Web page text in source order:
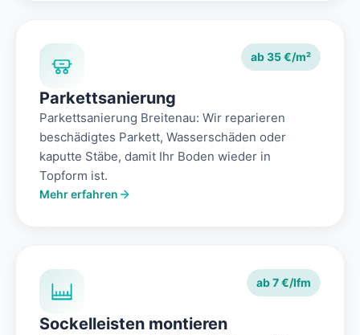
ab 35 €/m²
Parkettsanierung
Parkettsanierung Breitenau: Wir reparieren
beschädigtes Parkett, Wasserschäden oder
kaputte Stäbe, damit Ihr Boden wieder in
Topform ist.
Mehr erfahren
ab 7 €/lfm
Sockelleisten montieren